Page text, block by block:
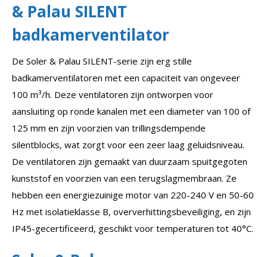
& Palau SILENT
badkamerventilator
De Soler & Palau SILENT-serie zijn erg stille
badkamerventilatoren met een capaciteit van ongeveer
100 m³/h. Deze ventilatoren zijn ontworpen voor
aansluiting op ronde kanalen met een diameter van 100 of
125 mm en zijn voorzien van trillingsdempende
silentblocks, wat zorgt voor een zeer laag geluidsniveau.
De ventilatoren zijn gemaakt van duurzaam spuitgegoten
kunststof en voorzien van een terugslagmembraan. Ze
hebben een energiezuinige motor van 220-240 V en 50-60
Hz met isolatieklasse B, oververhittingsbeveiliging, en zijn
IP45-gecertificeerd, geschikt voor temperaturen tot 40°C.